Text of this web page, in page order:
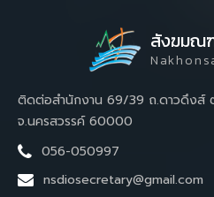
สังฆมณ
ติดต่อสำนักงาน 69/39 ถ.ดาวดึงส์
จ.นครสวรรค์ 60000
056-050997
nsdiosecretary@gmail.com